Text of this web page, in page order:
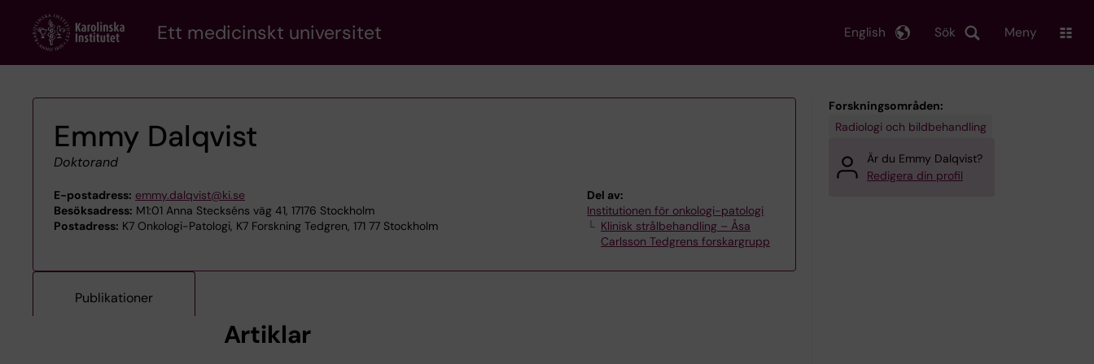
content
Ett medicinskt universitet Sök
English Meny
Emmy Dalqvist
Doktorand
E-postadress: emmy.dalqvist@ki.se
Besöksadress: M1:01 Anna Steckséns väg 41, 17176 Stockholm
Postadress: K7 Onkologi-Patologi, K7 Forskning Tedgren, 171 77 Stockholm
Del av:
Institutionen för onkologi-patologi
Klinisk strålbehandling – Åsa
Carlsson Tedgrens forskargrupp
Publikationer
Artiklar
Forskningsområden:
Radiologi och bildbehandling
Är du Emmy Dalqvist?
Redigera din profil